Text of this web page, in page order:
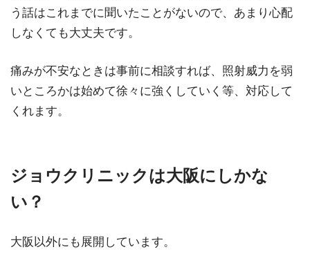
う話はこれまでに聞いたことがないので、あまり心配
しなくても大丈夫です。
痛みが不安なときは事前に相談すれば、照射威力を弱
いところかは始めて徐々に強くしていく等、対応して
くれます。
ジョウクリニックは大阪にしかな
い？
大阪以外にも展開しています。